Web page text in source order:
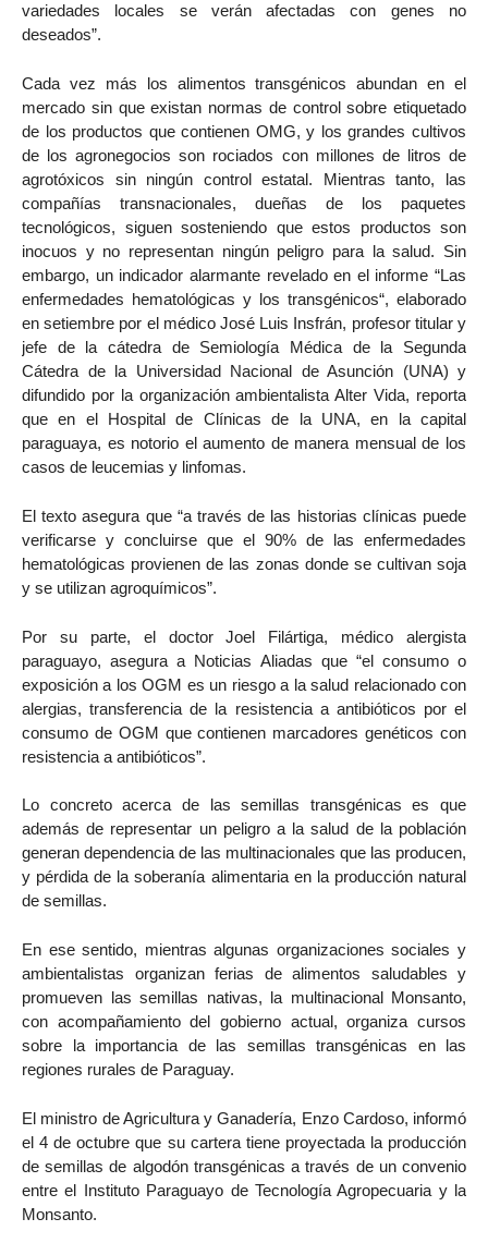
variedades locales se verán afectadas con genes no
deseados”.
Cada vez más los alimentos transgénicos abundan en el
mercado sin que existan normas de control sobre etiquetado
de los productos que contienen OMG, y los grandes cultivos
de los agronegocios son rociados con millones de litros de
agrotóxicos sin ningún control estatal. Mientras tanto, las
compañías transnacionales, dueñas de los paquetes
tecnológicos, siguen sosteniendo que estos productos son
inocuos y no representan ningún peligro para la salud. Sin
embargo, un indicador alarmante revelado en el informe “Las
enfermedades hematológicas y los transgénicos“, elaborado
en setiembre por el médico José Luis Insfrán, profesor titular y
jefe de la cátedra de Semiología Médica de la Segunda
Cátedra de la Universidad Nacional de Asunción (UNA) y
difundido por la organización ambientalista Alter Vida, reporta
que en el Hospital de Clínicas de la UNA, en la capital
paraguaya, es notorio el aumento de manera mensual de los
casos de leucemias y linfomas.
El texto asegura que “a través de las historias clínicas puede
verificarse y concluirse que el 90% de las enfermedades
hematológicas provienen de las zonas donde se cultivan soja
y se utilizan agroquímicos”.
Por su parte, el doctor Joel Filártiga, médico alergista
paraguayo, asegura a Noticias Aliadas que “el consumo o
exposición a los OGM es un riesgo a la salud relacionado con
alergias, transferencia de la resistencia a antibióticos por el
consumo de OGM que contienen marcadores genéticos con
resistencia a antibióticos”.
Lo concreto acerca de las semillas transgénicas es que
además de representar un peligro a la salud de la población
generan dependencia de las multinacionales que las producen,
y pérdida de la soberanía alimentaria en la producción natural
de semillas.
En ese sentido, mientras algunas organizaciones sociales y
ambientalistas organizan ferias de alimentos saludables y
promueven las semillas nativas, la multinacional Monsanto,
con acompañamiento del gobierno actual, organiza cursos
sobre la importancia de las semillas transgénicas en las
regiones rurales de Paraguay.
El ministro de Agricultura y Ganadería, Enzo Cardoso, informó
el 4 de octubre que su cartera tiene proyectada la producción
de semillas de algodón transgénicas a través de un convenio
entre el Instituto Paraguayo de Tecnología Agropecuaria y la
Monsanto.